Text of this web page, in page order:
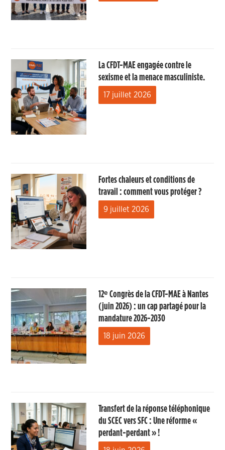
La CFDT-MAE engagée contre le
sexisme et la menace masculiniste.
17 juillet 2026
Fortes chaleurs et conditions de
travail : comment vous protéger ?
9 juillet 2026
12ᵉ Congrès de la CFDT-MAE à Nantes
(juin 2026) : un cap partagé pour la
mandature 2026-2030
18 juin 2026
Transfert de la réponse téléphonique
du SCEC vers SFC : Une réforme «
perdant-perdant » !